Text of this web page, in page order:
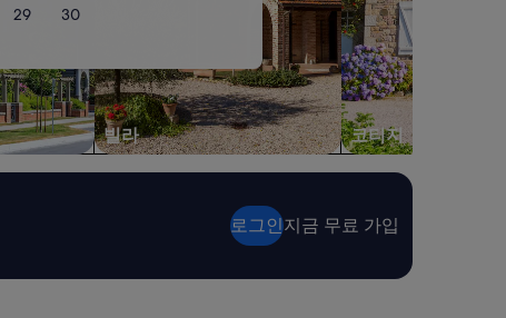
29 30
빌라 코티지
로그인지금 무료 가입